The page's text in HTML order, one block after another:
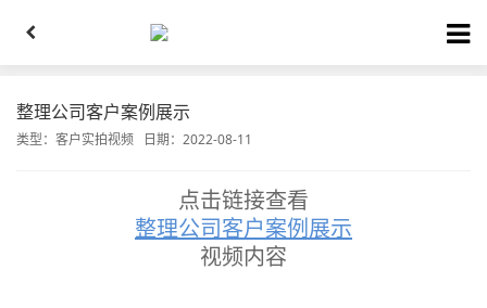
整理公司客户案例展示
类型： 客户实拍视频 日期：2022-08-11
点击链接查看
整理公司客户案例展示
视频内容